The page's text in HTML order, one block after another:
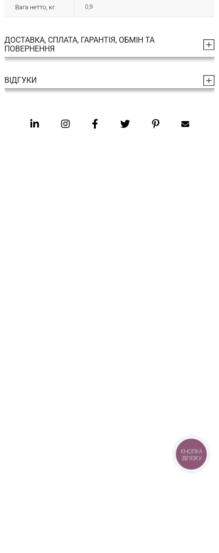
Вага нетто, кг 0,9
ДОСТАВКА, СПЛАТА, ГАРАНТІЯ, ОБМІН ТА
ПОВЕРНЕННЯ
ВІДГУКИ
КНОПКА
ЗВ'ЯЗКУ